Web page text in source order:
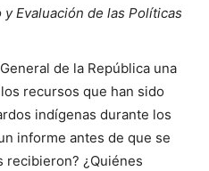
Evaluación de las Políticas
de la República una
recursos que han sido
indígenas durante los
informe antes de que se
recibieron? ¿Quiénes